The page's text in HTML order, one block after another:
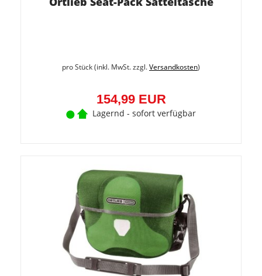
pro Stück (inkl. MwSt. zzgl.Versandkosten)
154,99 EUR
Lagernd - sofort verfügbar